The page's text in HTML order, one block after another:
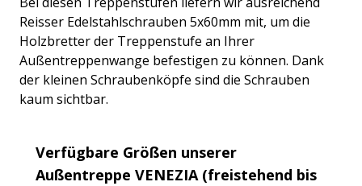
Reisser Edelstahlschrauben 5x60mm mit, um die
Holzbretter der Treppenstufe an Ihrer
Außentreppenwange befestigen zu können. Dank
der kleinen Schraubenköpfe sind die Schrauben
kaum sichtbar.
Verfügbare Größen unserer
Außentreppe VENEZIA (freistehend bis